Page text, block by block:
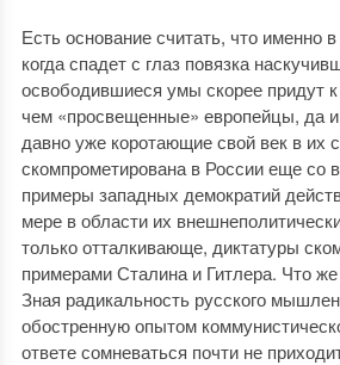
Есть основание считать, что именно
когда спадет с глаз повязка
освободившиеся умы скорее придут
чем «просвещенные» европейцы, да и
давно уже коротающие свой век в их
скомпрометирована в России еще со
примеры западных демократий
мере в области их
только отталкивающе, диктатуры
примерами Сталина и Гитлера. Что же
Зная радикальность русского
обостренную опытом
ответе сомневаться почти не